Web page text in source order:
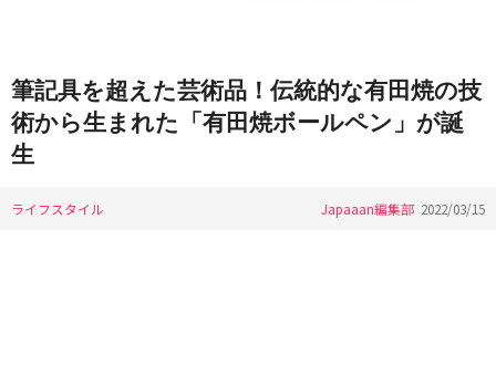
筆記具を超えた芸術品！伝統的な有田焼の技
術から生まれた「有田焼ボールペン」が誕
生
ライフスタイル Japaaan編集部 2022/03/15